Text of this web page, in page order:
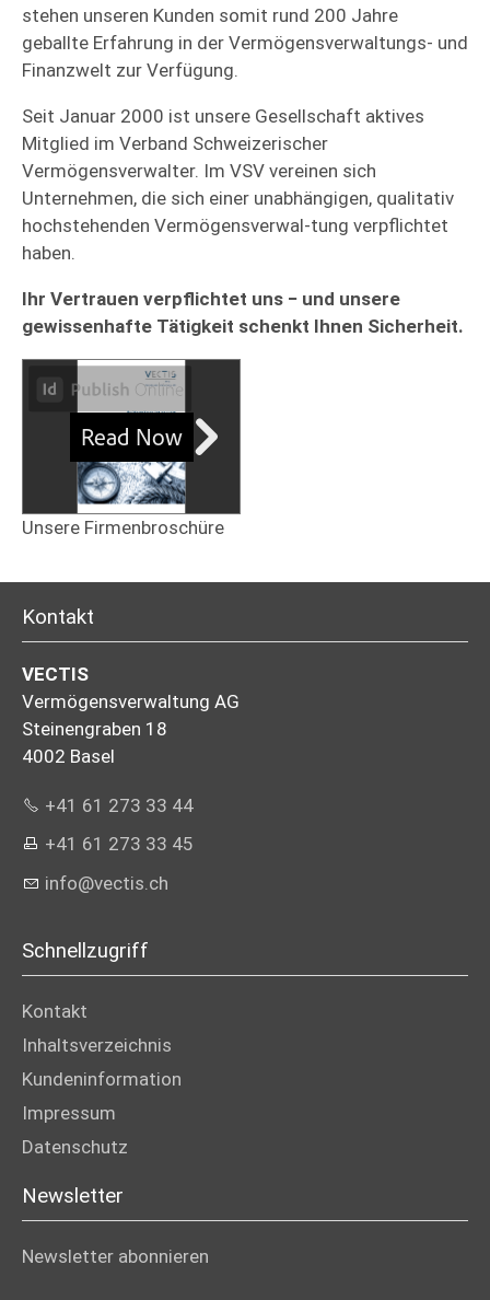
stehen unseren Kunden somit rund 200 Jahre
geballte Erfahrung in der Vermögensverwaltungs- und
Finanzwelt zur Verfügung.
Seit Januar 2000 ist unsere Gesellschaft aktives
Mitglied im Verband Schweizerischer
Vermögensverwalter. Im VSV vereinen sich
Unternehmen, die sich einer unabhängigen, qualitativ
hochstehenden Vermögensverwal-tung verpflichtet
haben.
Ihr Vertrauen verpflichtet uns − und unsere
gewissenhafte Tätigkeit schenkt Ihnen Sicherheit.
Unsere Firmenbroschüre
Kontakt
VECTIS
Vermögensverwaltung AG
Steinengraben 18
4002 Basel
+41 61 273 33 44
+41 61 273 33 45
info@vectis.ch
Schnellzugriff
Kontakt
Inhaltsverzeichnis
Kundeninformation
Impressum
Datenschutz
Newsletter
Newsletter abonnieren